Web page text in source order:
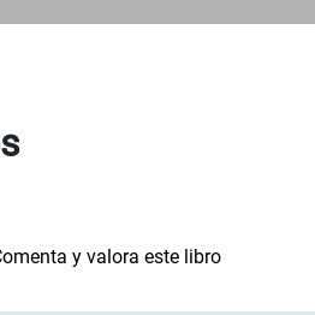
y valora este libro